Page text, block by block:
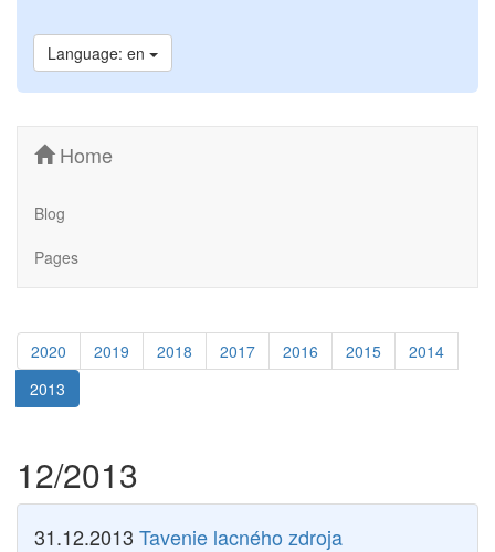
Language: en
Home
Blog
Pages
2020 2019 2018 2017 2016 2015
2014
2013
12/2013
31.12.2013 Tavenie lacného zdroja